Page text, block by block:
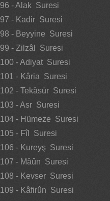
96 - Alak Suresi
97 - Kadir Suresi
98 - Beyyine Suresi
99 - Zilzâl Suresi
100 - Adiyat Suresi
101 - Kâria Suresi
102 - Tekâsür Suresi
103 - Asr Suresi
104 - Hümeze Suresi
105 - Fîl Suresi
106 - Kureyş Suresi
107 - Mâûn Suresi
108 - Kevser Suresi
109 - Kâfirûn Suresi